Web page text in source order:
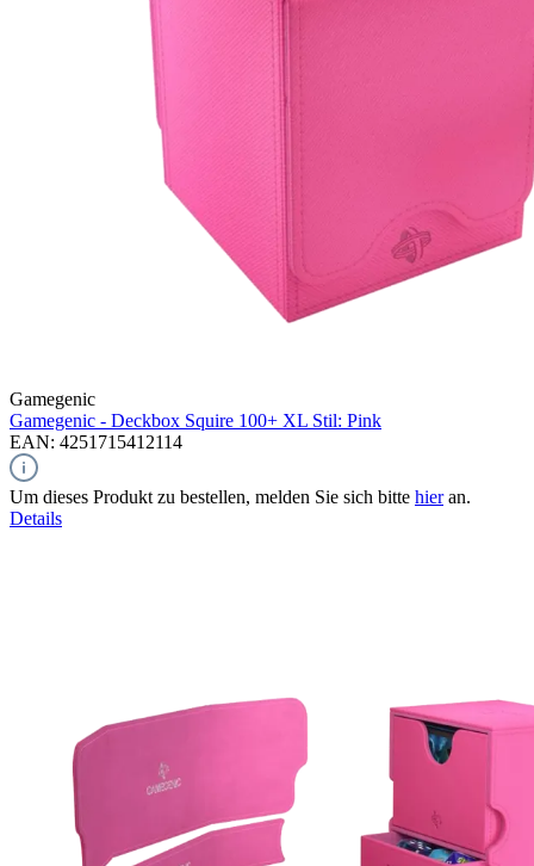
Gamegenic
Gamegenic - Deckbox Squire 100+ XL Stil: Pink
EAN: 4251715412114
Um dieses Produkt zu bestellen, melden Sie sich bitte hieran.
Details